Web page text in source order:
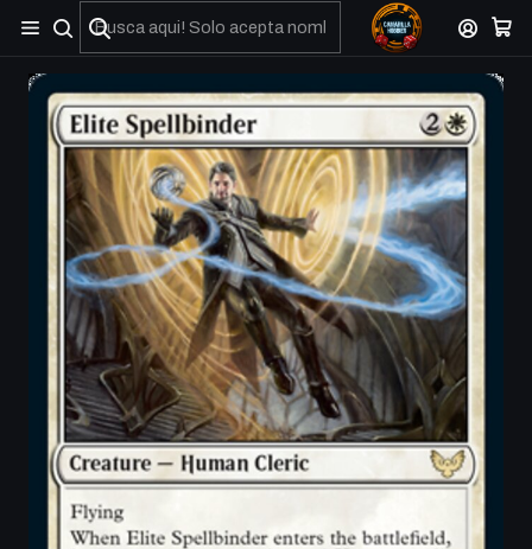
No olviden reportar sus depositos y transferencias por Whatsapp